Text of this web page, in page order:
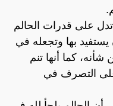
على قدرات الحالم
يستفيد بها وتجعله في
كما أنها تنم
على التصرف في